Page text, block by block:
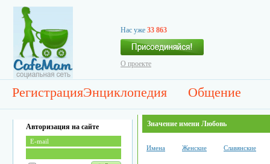
Нас уже 33 863
О проекте
РегистрацияЭнциклопедия Общение
Авторизация на сайте Значение имени Любовь
Имена Женские Славянские